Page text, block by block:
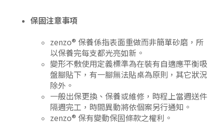
保固注意事項
zenzo® 保養係指表面重做而非簡單砂磨，所
以保養完每支都光亮如新。
變形不敷使用定義標準為在裝有自適應平衡吸
盤腳貼下，有一腳無法貼桌為原則，其它狀況
除外。
一般出保更換、保養或維修，時程上當週送件
隔週完工，時間異動將依個案另行通知。
zenzo® 保有變動保固條款之權利。